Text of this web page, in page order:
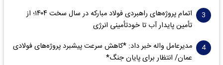
اتمام پروژه‌های راهبردی فولاد مبارکه در سال سخت ۱۴۰۴؛ از
تأمین پایدار آب تا خودتأمینی انرژی
مدیرعامل واله خبر داد: *کاهش سرعت پیشبرد پروژه‌های فولادی
عمان/ انتظار برای پایان جنگ*